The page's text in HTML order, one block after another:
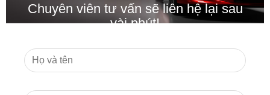
Chuyên viên tư vấn sẽ liên hệ lại sau
vài phút!